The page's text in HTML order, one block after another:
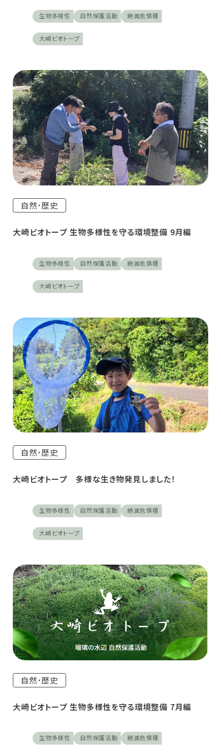
生物多様性 自然保護活動 絶滅危惧種
大崎ビオトープ
自然･歴史
大崎ビオトープ 生物多様性を守る環境整備 9月編
生物多様性 自然保護活動 絶滅危惧種
大崎ビオトープ
自然･歴史
大崎ビオトープ 多様な生き物発見しました！
生物多様性 自然保護活動 絶滅危惧種
大崎ビオトープ
自然･歴史
大崎ビオトープ 生物多様性を守る環境整備 7月編
生物多様性 自然保護活動 絶滅危惧種